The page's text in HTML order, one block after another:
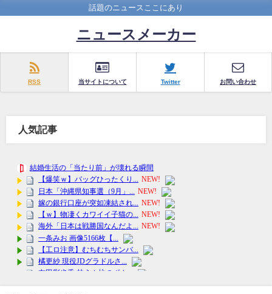
話題のニュースここにあり
ニュースメーカー
RSS 当サイトについて Twitter お問い合わせ
人気記事